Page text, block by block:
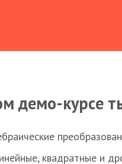
демо-курсе
квадратные и